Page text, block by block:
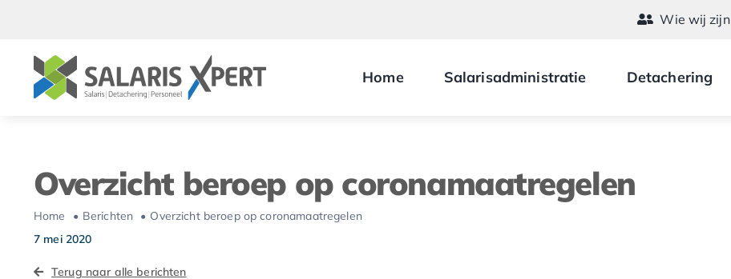
inhoud
Wie wij zijn
Home Salarisadministratie Detachering
Overzicht beroep op coronamaatregelen
Home Berichten
Overzicht beroep op coronamaatregelen
7 mei 2020
Terug naar alle berichten